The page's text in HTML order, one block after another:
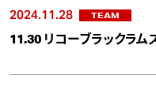
2024.11.28 TEAM
11.30 リコーブラックラム